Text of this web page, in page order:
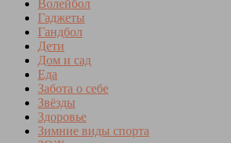
Волейбол
Гаджеты
Гандбол
Дети
Дом и сад
Еда
Забота о себе
Звёзды
Здоровье
Зимние виды спорта